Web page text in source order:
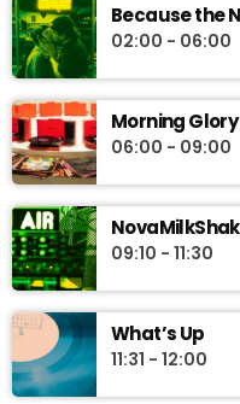
Because the
02:00 - 06:00
Morning Glory
06:00 - 09:00
09:10 - 11:30
What’s Up
11:31 - 12:00